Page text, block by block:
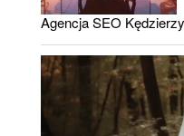
Agencja SEO